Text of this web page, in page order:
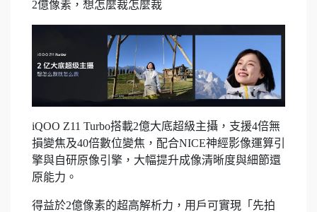
2億像素，想怎麼裁怎麼裁
iQOO Z11 Turbo搭載2億大底超級主攝，支援4倍無
損變焦及40倍數位變焦，配合NICE神經影像運算引
擎與自研原像引擎，大幅提升成像清晰度與細節還
原能力。
得益於2億像素的超高解析力，用戶可實現「先拍